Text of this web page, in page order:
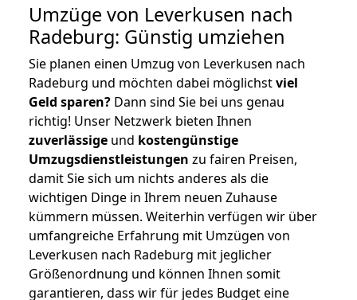
Umzüge von Leverkusen nach
Radeburg: Günstig umziehen
Sie planen einen Umzug von Leverkusen nach
Radeburg und möchten dabei möglichstviel
Geld sparen? Dann sind Sie bei uns genau
richtig! Unser Netzwerk bieten Ihnen
zuverlässige und kostengünstige
Umzugsdienstleistungen zu fairen Preisen,
damit Sie sich um nichts anderes als die
wichtigen Dinge in Ihrem neuen Zuhause
kümmern müssen. Weiterhin verfügen wir über
umfangreiche Erfahrung mit Umzügen von
Leverkusen nach Radeburg mit jeglicher
Größenordnung und können Ihnen somit
garantieren, dass wir für jedes Budget eine